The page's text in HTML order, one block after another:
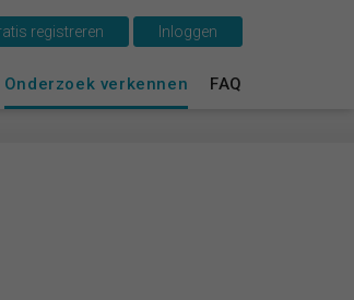
Onderzoek verkennen FAQ
registreren Inloggen